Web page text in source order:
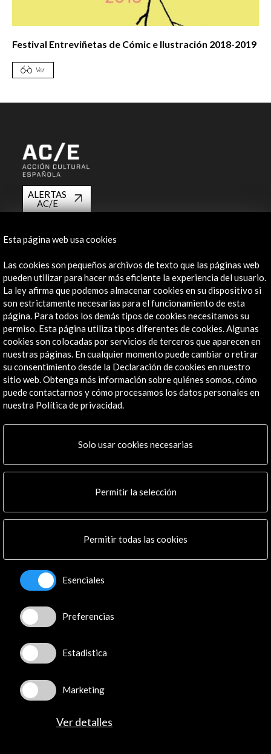
Festival Entreviñetas de Cómic e Ilustración 2018-2019
Ver
ALERTAS
AC/E
Contacta
+34 91 700 4000
José Abascal, 4 - 4º
28003 Madrid, España
Canales de contacto
Explora
Institucional
Actividades
Cultura en Red
Logo y crédito a AC/E
Conecta
(Twitter)
LinkedIn
Facebook
Youtube
Spotify
TikTok
Esta página web usa cookies
Las cookies son pequeños archivos de texto que las páginas web
pueden utilizar para hacer más eficiente la experiencia del usuario.
La ley afirma que podemos almacenar cookies en su dispositivo si
son estrictamente necesarias para el funcionamiento de esta
página. Para todos los demás tipos de cookies necesitamos su
permiso. Esta página utiliza tipos diferentes de cookies. Algunas
cookies son colocadas por servicios de terceros que aparecen en
nuestras páginas. En cualquier momento puede cambiar o retirar
su consentimiento desde la Declaración de cookies en nuestro
sitio web. Obtenga más información sobre quiénes somos, cómo
puede contactarnos y cómo procesamos los datos personales en
nuestra Política de privacidad.
Solo usar cookies necesarias
Permitir la selección
Permitir todas las cookies
Esenciales
Preferencias
Estadistica
Marketing
Ver detalles